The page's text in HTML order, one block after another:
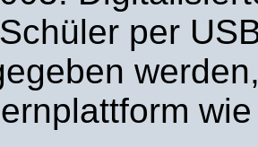
per